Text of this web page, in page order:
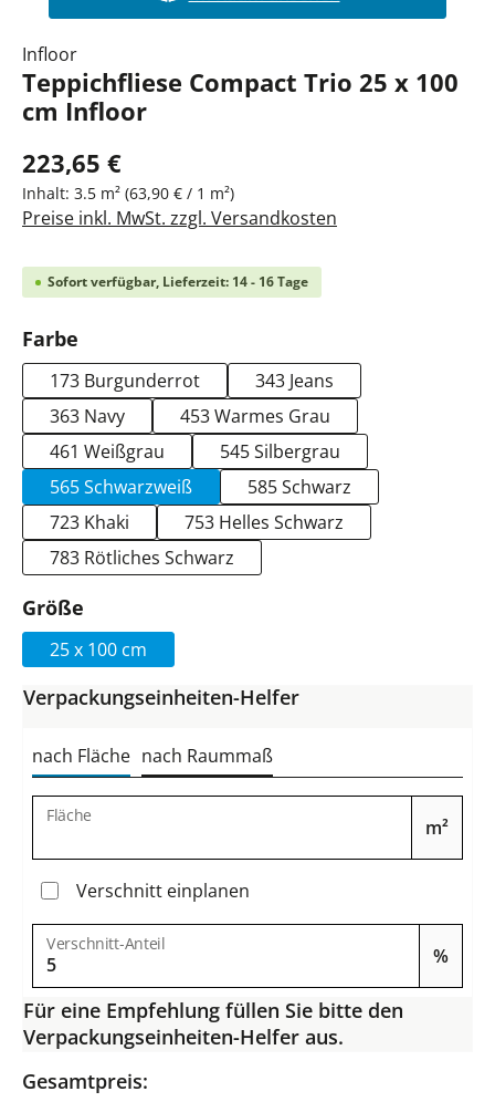
Infloor
Teppichfliese Compact Trio 25 x 100
cm Infloor
223,65 €
Inhalt: 3.5 m² (63,90 € / 1 m²)
Preise inkl. MwSt. zzgl. Versandkosten
Sofort verfügbar, Lieferzeit: 14 - 16 Tage
Farbe
173 Burgunderrot
343 Jeans
363 Navy
453 Warmes Grau
461 Weißgrau
545 Silbergrau
565 Schwarzweiß
585 Schwarz
723 Khaki
753 Helles Schwarz
783 Rötliches Schwarz
Größe
25 x 100 cm
Verpackungseinheiten-Helfer
nach Fläche nach Raummaß
Fläche
m²
Verschnitt einplanen
Verschnitt-Anteil
%
Für eine Empfehlung füllen Sie bitte den
Verpackungseinheiten-Helfer aus.
Gesamtpreis: